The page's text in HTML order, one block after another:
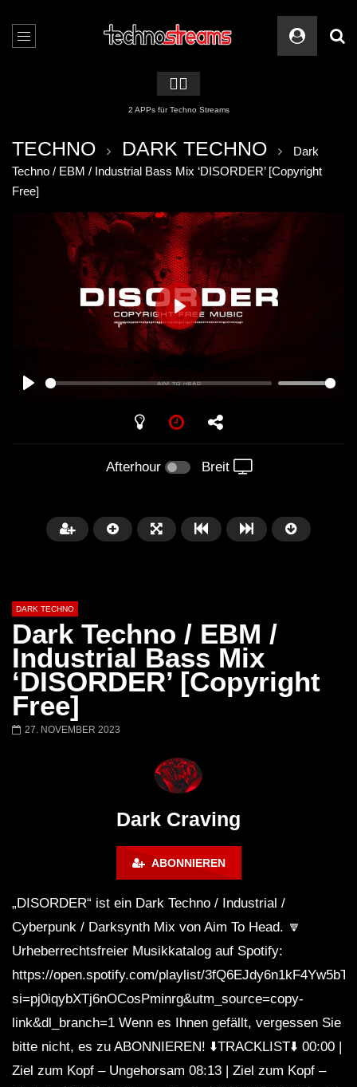
🏳️‍🌈
2 APPs für Techno Streams
TECHNO DARK TECHNO
Dark
Techno / EBM / Industrial Bass Mix ‘DISORDER’ [Copyright
Free]
PLAY
Afterhour Breit
Später
01:29:06
FANTASM @ BLACKWORKS
WEEKEND FESTIVAL –
DARK TECHNO
Dark Techno / EBM /
Industrial Bass Mix
‘DISORDER’ [Copyright
Free]
27. NOVEMBER 2023
Dark Craving
ABONNIEREN
„DISORDER“ ist ein Dark Techno / Industrial /
Cyberpunk / Darksynth Mix von Aim To Head. 🔽
Urheberrechtsfreier Musikkatalog auf Spotify:
https://open.spotify.com/playlist/
si=pj0iqybXTj6nOCosPminrg&utm_source=copy-
link&dl_branch=1 Wenn es Ihnen gefällt, vergessen Sie
bitte nicht, es zu ABONNIEREN! ⬇️TRACKLIST⬇️ 00:00 |
Ziel zum Kopf – Ungehorsam 08:13 | Ziel zum Kopf –